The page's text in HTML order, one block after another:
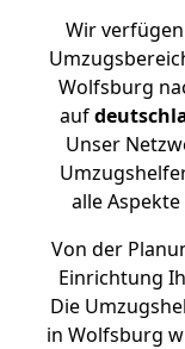
Wir
Wolfsburg
auf
Unser
alle
Von der
Einrichtung
Die
in Wolfsburg